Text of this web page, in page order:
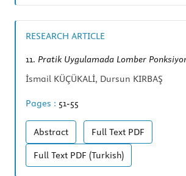
RESEARCH ARTICLE
11. Pratik Uygulamada Lomber
İsmail KÜÇÜKALİ, Dursun KIRBAŞ
Pages : 51-55
Abstract Full Text PDF
Full Text PDF (Turkish)